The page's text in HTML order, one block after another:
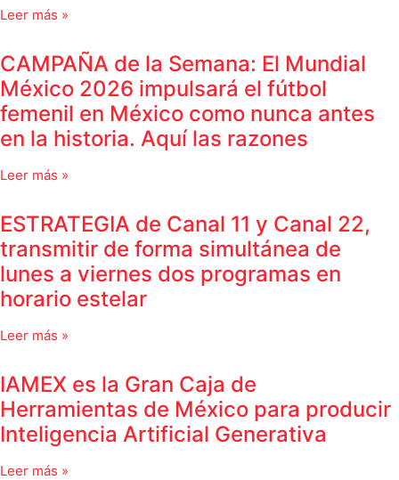
Leer más »
CAMPAÑA de la Semana: El Mundial
México 2026 impulsará el fútbol
femenil en México como nunca antes
en la historia. Aquí las razones
Leer más »
ESTRATEGIA de Canal 11 y Canal 22,
transmitir de forma simultánea de
lunes a viernes dos programas en
horario estelar
Leer más »
IAMEX es la Gran Caja de
Herramientas de México para producir
Inteligencia Artificial Generativa
Leer más »